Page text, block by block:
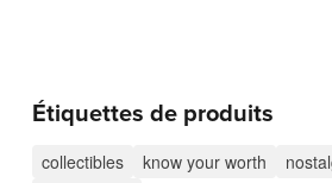
Étiquettes de produits
collectibles know your worth